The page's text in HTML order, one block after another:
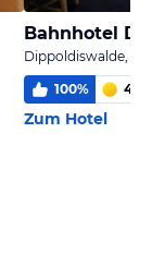
Bahnhotel
Dippoldiswalde,
100% 4,0
Zum Hotel